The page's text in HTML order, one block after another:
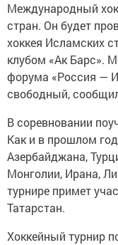
Международный
стран. Он будет
хоккея Исламских
клубом «Ак Барс».
форума «Россия —
свободный,
В соревновании
Как и в прошлом
Азербайджана,
Монголии, Ирана,
турнире примет
Татарстан.
Хоккейный турнир